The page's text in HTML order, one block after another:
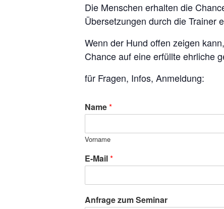
Die Menschen erhalten die
Übersetzungen durch die Trainer
Wenn der Hund offen zeigen
Chance auf eine erfüllte ehrliche
für Fragen, Infos, Anmeldung:
Name*
Vorname
E-Mail*
Anfrage zum Seminar